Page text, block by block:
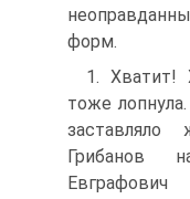
форм.
1. Хватит!
тоже
Грибанов
Евграфович